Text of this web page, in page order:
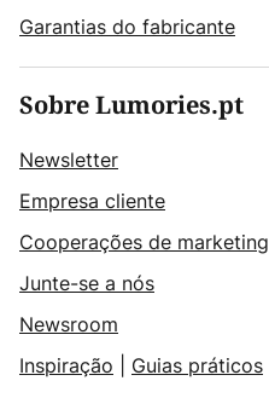
Garantias do fabricante
Sobre Lumories.pt
Newsletter
Empresa cliente
Cooperações de marketing
Junte-se a nós
Newsroom
Inspiração
Guias práticos